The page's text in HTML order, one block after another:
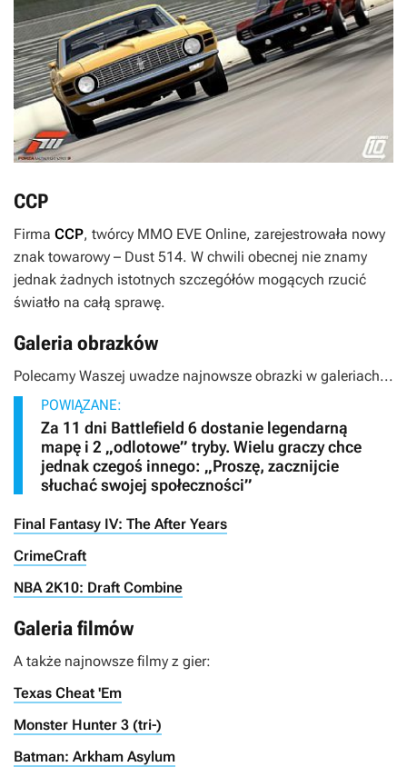
CCP
Firma CCP, twórcy MMO EVE Online, zarejestrowała nowy
znak towarowy – Dust 514. W chwili obecnej nie znamy
jednak żadnych istotnych szczegółów mogących rzucić
światło na całą sprawę.
Galeria obrazków
Polecamy Waszej uwadze najnowsze obrazki w galeriach...
POWIĄZANE:
Za 11 dni Battlefield 6 dostanie legendarną
mapę i 2 „odlotowe” tryby. Wielu graczy chce
jednak czegoś innego: „Proszę, zacznijcie
słuchać swojej społeczności”
Final Fantasy IV: The After Years
CrimeCraft
NBA 2K10: Draft Combine
Galeria filmów
A także najnowsze filmy z gier:
Texas Cheat 'Em
Monster Hunter 3 (tri-)
Batman: Arkham Asylum